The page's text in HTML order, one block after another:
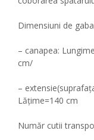
Dimensiuni de
– canapea:
cm/
–
Lățime=140 cm
Număr cutii